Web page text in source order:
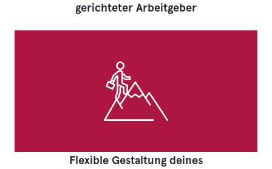
gerichteter Arbeitgeber
Flexible Gestaltung deines